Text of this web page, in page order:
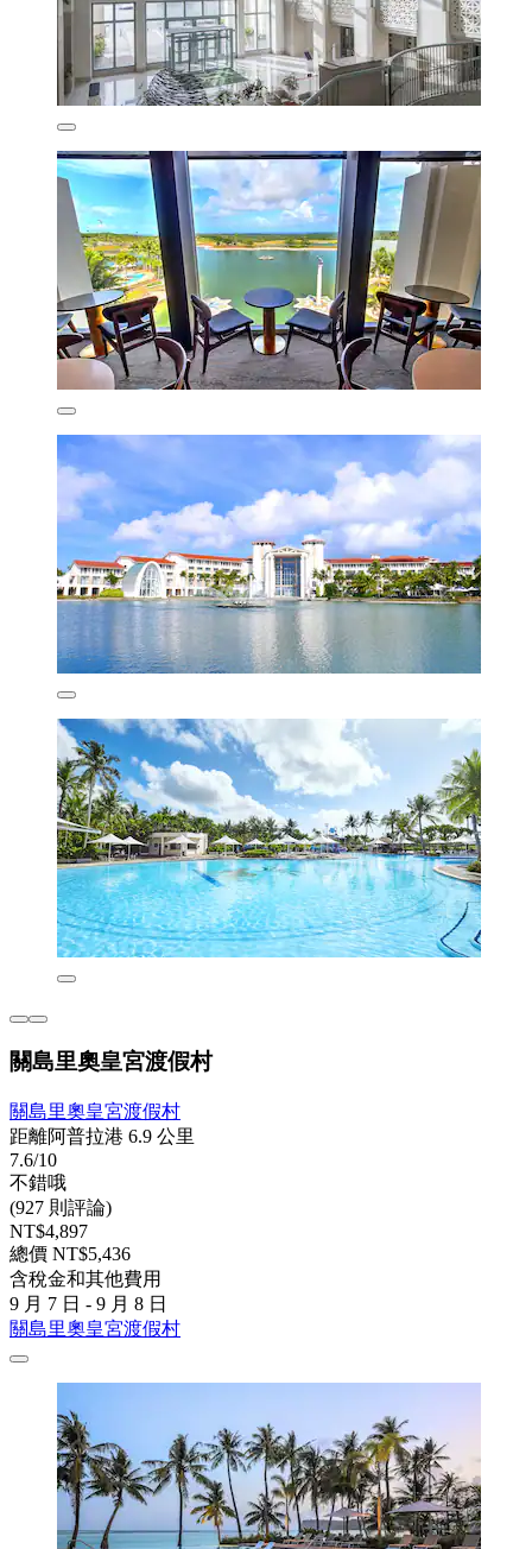
關島里奧皇宮渡假村
關島里奧皇宮渡假村
距離阿普拉港 6.9 公里
7.6/10
不錯哦
(927 則評論)
NT$4,897
總價 NT$5,436
含稅金和其他費用
9 月 7 日 - 9 月 8 日
關島里奧皇宮渡假村